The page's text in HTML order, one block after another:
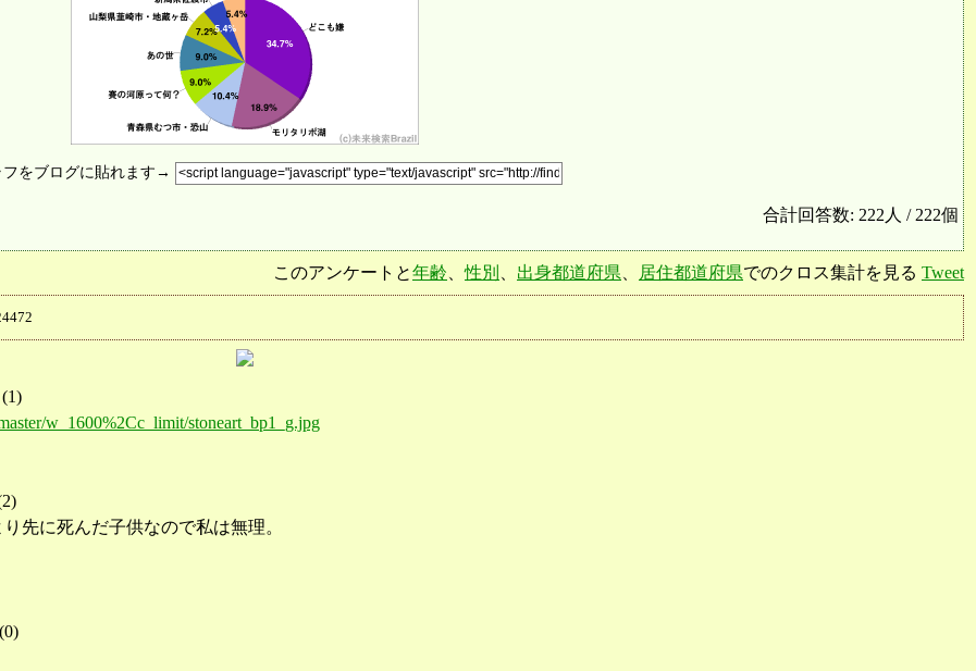
フをブログに貼れます→
合計回答数: 222人 / 222個
このアンケートと年齢 、性別 出身都道府県 居住都道府県でのクロス集計を見る Tweet
(1)
w_1600%2Cc_limit/stoneart_bp1_g.jpg
2)
先に死んだ子供なので私は無理。
(0)